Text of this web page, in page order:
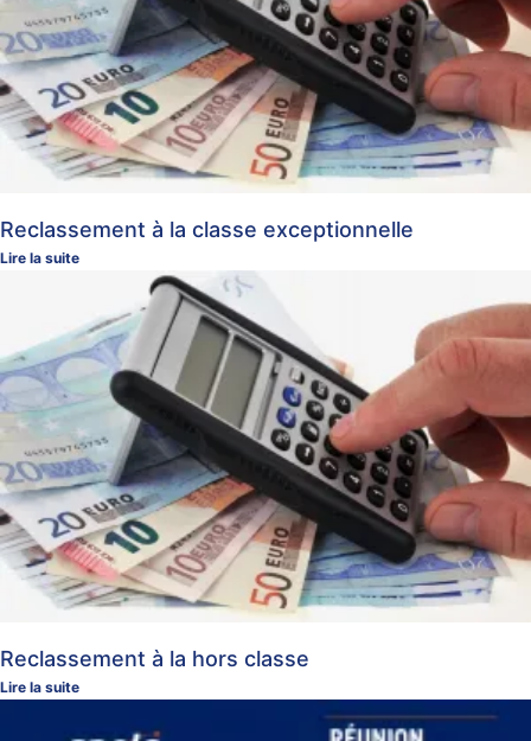
Reclassement à la classe exceptionnelle
Lire la suite
Reclassement à la hors classe
Lire la suite